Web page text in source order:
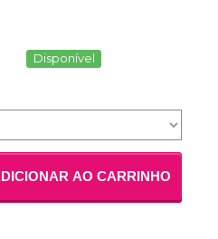
Disponível
AO CARRINHO